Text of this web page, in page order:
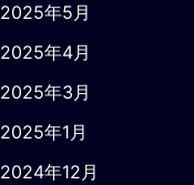
2025年5月
2025年4月
2025年3月
2025年1月
2024年12月